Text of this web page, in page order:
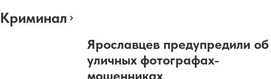
Криминал
Ярославцев предупредили об
уличных фотографах-
мошенниках